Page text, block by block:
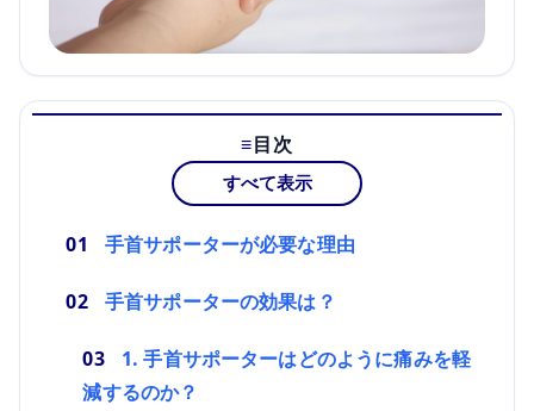
目次
すべて表示
手首サポーターが必要な理由
手首サポーターの効果は？
1. 手首サポーターはどのように痛みを軽
減するのか？